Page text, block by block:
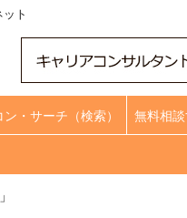
ト
・サーチ（検索） 無料相談